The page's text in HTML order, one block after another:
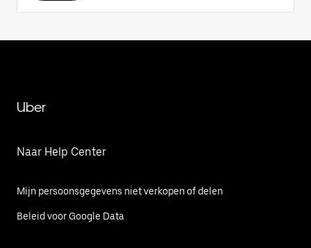
Uber
Naar Help Center
Mijn persoonsgegevens niet verkopen of delen
Beleid voor Google Data